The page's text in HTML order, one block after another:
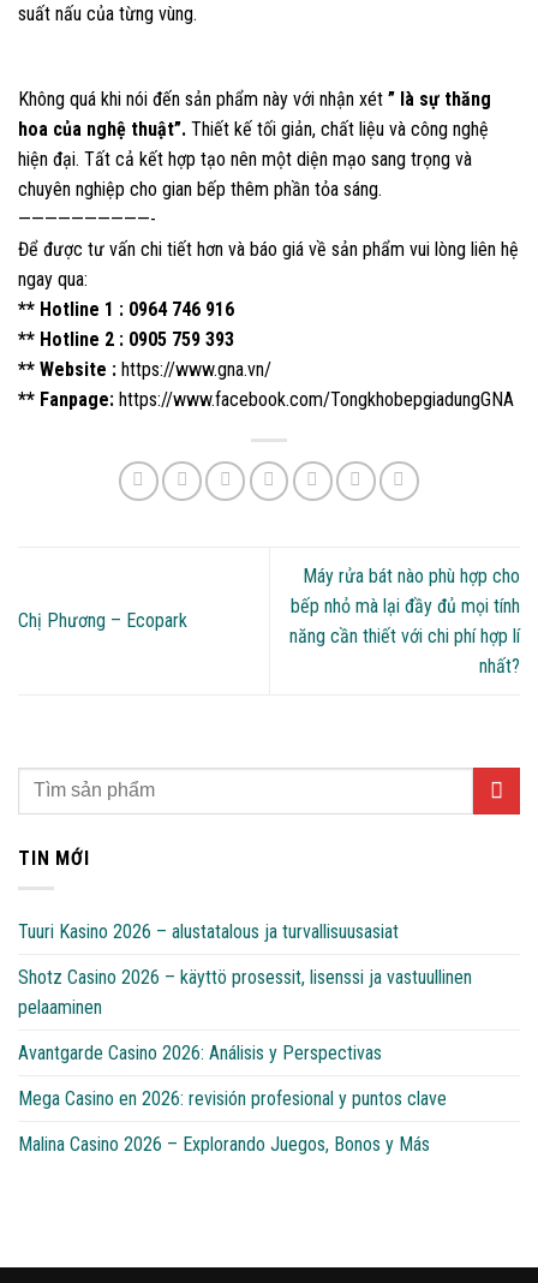
suất nấu của từng vùng.
Không quá khi nói đến sản phẩm này với nhận xét ” là sự thăng
hoa của nghệ thuật”. Thiết kế tối giản, chất liệu và công nghệ
hiện đại. Tất cả kết hợp tạo nên một diện mạo sang trọng và
chuyên nghiệp cho gian bếp thêm phần tỏa sáng.
——————————-
Để được tư vấn chi tiết hơn và báo giá về sản phẩm vui lòng liên hệ
ngay qua:
** Hotline 1 : 0964 746 916
** Hotline 2 : 0905 759 393
** Website : https://www.gna.vn/
** Fanpage: https://www.facebook.com/TongkhobepgiadungGNA
Chị Phương – Ecopark
Máy rửa bát nào phù hợp cho
bếp nhỏ mà lại đầy đủ mọi tính
năng cần thiết với chi phí hợp lí
nhất?
TIN MỚI
Tuuri Kasino 2026 – alustatalous ja turvallisuusasiat
Shotz Casino 2026 – käyttö prosessit, lisenssi ja vastuullinen
pelaaminen
Avantgarde Casino 2026: Análisis y Perspectivas
Mega Casino en 2026: revisión profesional y puntos clave
Malina Casino 2026 – Explorando Juegos, Bonos y Más